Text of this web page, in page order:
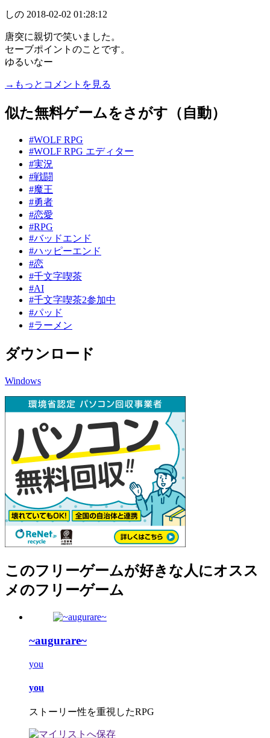
しの 2018-02-02 01:28:12
唐突に親切で笑いました。
セーブポイントのことです。
ゆるいなー
→もっとコメントを見る
似た無料ゲームをさがす（自動）
#WOLF RPG
#WOLF RPG エディター
#実況
#戦闘
#魔王
#勇者
#恋愛
#RPG
#バッドエンド
#ハッピーエンド
#恋
#千文字喫茶
#AI
#千文字喫茶2参加中
#パッド
#ラーメン
ダウンロード
Windows
このフリーゲームが好きな人にオスス
メのフリーゲーム
~augurare~
you
you
ストーリー性を重視したRPG